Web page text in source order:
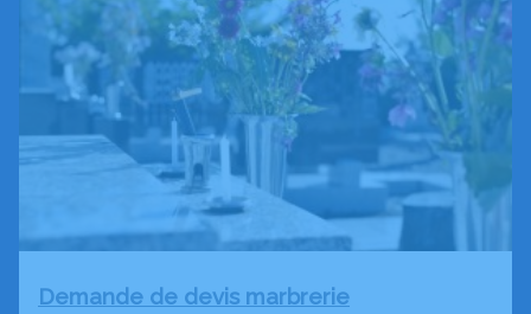
Demande de devis marbrerie